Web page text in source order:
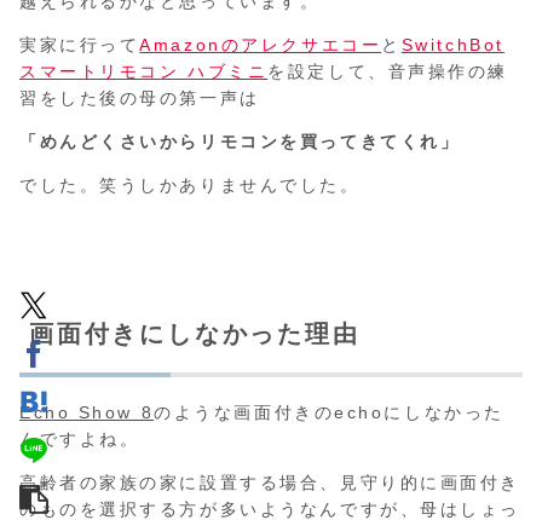
実家に行ってAmazonのアレクサエコー と SwitchBot
スマートリモコン ハブミニ を設定して、音声操作の練
習をした後の母の第一声は
「めんどくさいからリモコンを買ってきてくれ」
でした。笑うしかありませんでした。
画面付きにしなかった理由
Echo Show 8のような画面付きのechoにしなかった
んですよね。
高齢者の家族の家に設置する場合、見守り的に画面付き
のものを選択する方が多いようなんですが、母はしょっ